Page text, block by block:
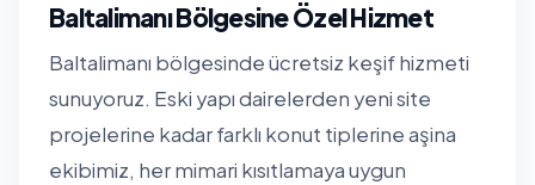
Baltalimanı Bölgesine Özel Hizmet
Baltalimanı bölgesinde ücretsiz keşif hizmeti
sunuyoruz. Eski yapı dairelerden yeni site
projelerine kadar farklı konut tiplerine aşina
ekibimiz, her mimari kısıtlamaya uygun